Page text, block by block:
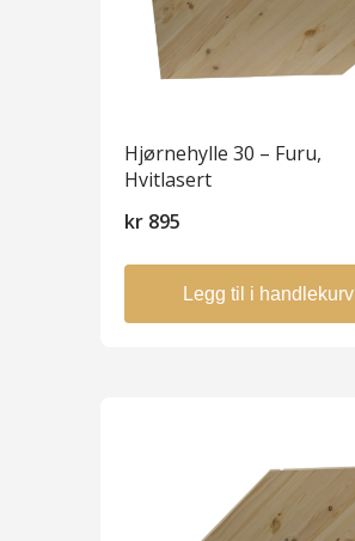
Hjørnehylle 30 – Furu,
Hvitlasert
kr 895
Legg til i handlekurv